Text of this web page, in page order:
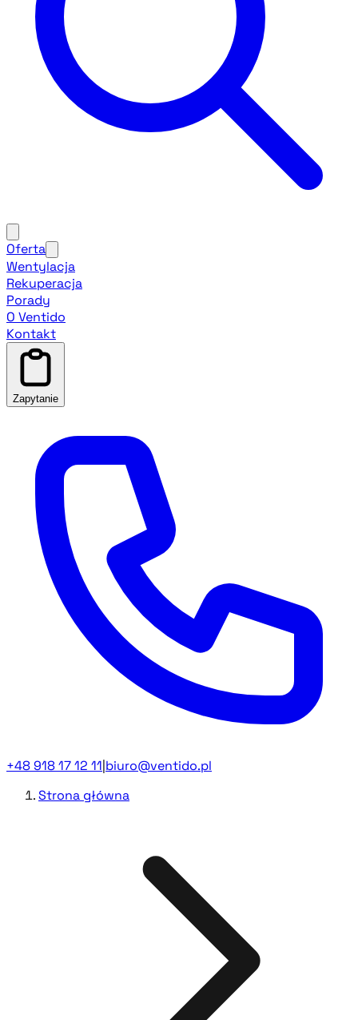
Oferta
Wentylacja
Rekuperacja
Porady
O Ventido
Kontakt
Zapytanie
+48 918 17 12 11 biuro@ventido.pl
Strona główna